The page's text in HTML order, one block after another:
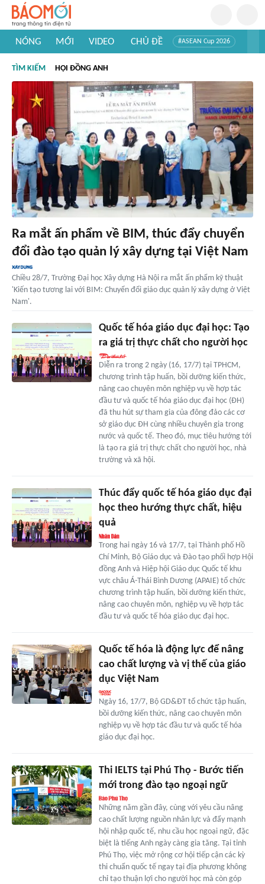
NÓNG MỚI VIDEO CHỦ ĐỀ #ASEAN Cup 2026
#Khám phá thế giới
TÌM KIẾM HỘI ĐỒNG ANH
Ra mắt ấn phẩm về BIM, thúc đẩy chuyển
đổi đào tạo quản lý xây dựng tại Việt Nam
Chiều 28/7, Trường Đại học Xây dựng Hà Nội ra mắt ấn phẩm kỹ thuật
'Kiến tạo tương lai với BIM: Chuyển đổi giáo dục quản lý xây dựng ở Việt
Nam'.
Quốc tế hóa giáo dục đại học: Tạo
ra giá trị thực chất cho người học
Diễn ra trong 2 ngày (16, 17/7) tại TPHCM,
chương trình tập huấn, bồi dưỡng kiến thức,
nâng cao chuyên môn nghiệp vụ về hợp tác
đầu tư và quốc tế hóa giáo dục đại học (ĐH)
đã thu hút sự tham gia của đông đảo các cơ
sở giáo dục ĐH cùng nhiều chuyên gia trong
nước và quốc tế. Theo đó, mục tiêu hướng tới
là tạo ra giá trị thực chất cho người học, nhà
trường và xã hội.
Thúc đẩy quốc tế hóa giáo dục đại
học theo hướng thực chất, hiệu
quả
Trong hai ngày 16 và 17/7, tại Thành phố Hồ
Chí Minh, Bộ Giáo dục và Đào tạo phối hợp Hội
đồng Anh và Hiệp hội Giáo dục Quốc tế khu
vực châu Á-Thái Bình Dương (APAIE) tổ chức
chương trình tập huấn, bồi dưỡng kiến thức,
nâng cao chuyên môn, nghiệp vụ về hợp tác
đầu tư và quốc tế hóa giáo dục đại học.
Quốc tế hóa là động lực để nâng
cao chất lượng và vị thế của giáo
dục Việt Nam
Ngày 16, 17/7, Bộ GD&ĐT tổ chức tập huấn,
bồi dưỡng kiến thức, nâng cao chuyên môn
nghiệp vụ về hợp tác đầu tư và quốc tế hóa
giáo dục đại học.
Thi IELTS tại Phú Thọ - Bước tiến
mới trong đào tạo ngoại ngữ
Những năm gần đây, cùng với yêu cầu nâng
cao chất lượng nguồn nhân lực và đẩy mạnh
hội nhập quốc tế, nhu cầu học ngoại ngữ, đặc
biệt là tiếng Anh ngày càng gia tăng. Tại tỉnh
Phú Thọ, việc mở rộng cơ hội tiếp cận các kỳ
thi chuẩn quốc tế ngay tại địa phương không
chỉ tạo thuận lợi cho người học mà còn góp